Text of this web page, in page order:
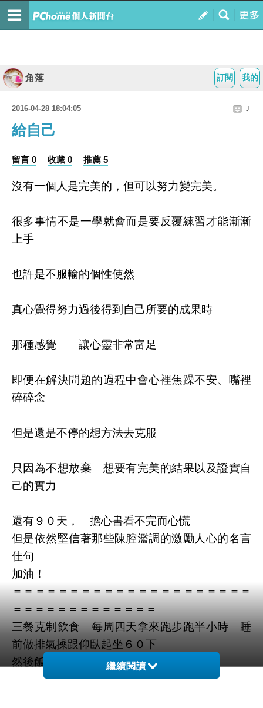
我的
訂閱
角落
2016-04-28 18:04:05 Ｊ
給自己
留言 0 收藏 0 推薦 5
沒有一個人是完美的，但可以努力變完美。
很多事情不是一學就會而是要反覆練習才能漸漸
上手
也許是不服輸的個性使然
真心覺得努力過後得到自己所要的成果時
那種感覺 讓心靈非常富足
即便在解決問題的過程中會心裡焦躁不安、嘴裡
碎碎念
但是還是不停的想方法去克服
只因為不想放棄 想要有完美的結果以及證實自
己的實力
還有９０天， 擔心書看不完而心慌
但是依然堅信著那些陳腔濫調的激勵人心的名言
佳句
加油！
＝＝＝＝＝＝＝＝＝＝＝＝＝＝＝＝＝＝＝＝＝
＝＝＝＝＝＝＝＝＝＝＝＝＝
三餐克制飲食 每周四天拿來跑步跑半小時 睡
前做排氣操跟仰臥起坐６０下
然後飯後運動 等等等
胃食道逆流痊癒了 吃了一年多的中藥與西藥
繼續閱讀